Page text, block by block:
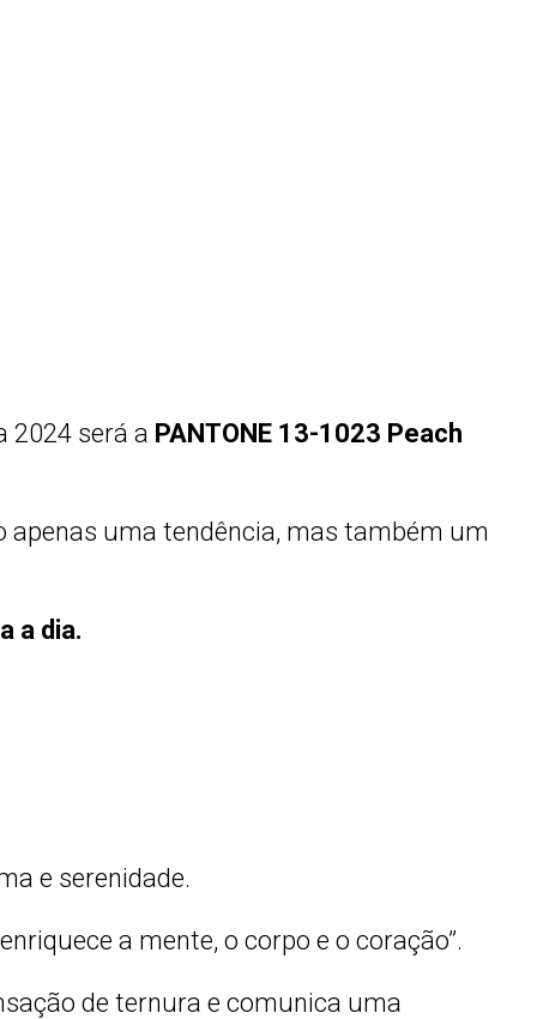
2024 será a PANTONE 13-1023 Peach
apenas uma tendência, mas também um
a dia.
e serenidade.
a mente, o corpo e o coração”.
de ternura e comunica uma